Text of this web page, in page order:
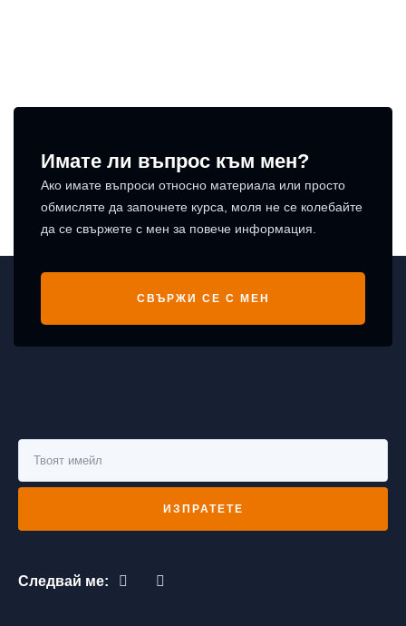
Имате ли въпрос към мен?
Ако имате въпроси относно материала или просто
обмисляте да започнете курса, моля не се колебайте
да се свържете с мен за повече информация.
СВЪРЖИ СЕ С МЕН
ИЗПРАТЕТЕ
Следвай ме: